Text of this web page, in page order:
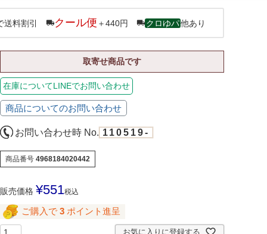
送料割引 クール便 ＋440円 クロゆパ他あり
取寄せ商品です
在庫についてLINEでお問い合わせ
商品についてのお問い合わせ
お問い合わせ時 No. 110519-
商品番号 4968184020442
販売価格 ¥551税込
ご購入で 3 ポイント進呈
お気に入りに登録する